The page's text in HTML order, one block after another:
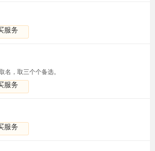
服务
名，取三个个备选。
服务
服务